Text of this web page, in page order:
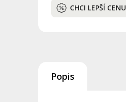
CHCI LEPŠÍ CENU
Popis